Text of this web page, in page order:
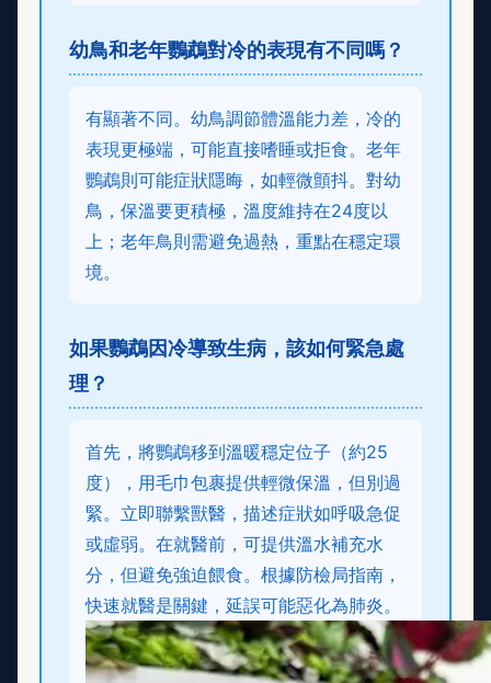
幼鳥和老年鸚鵡對冷的表現有不同嗎？
有顯著不同。幼鳥調節體溫能力差，冷的
表現更極端，可能直接嗜睡或拒食。老年
鸚鵡則可能症狀隱晦，如輕微顫抖。對幼
鳥，保溫要更積極，溫度維持在24度以
上；老年鳥則需避免過熱，重點在穩定環
境。
如果鸚鵡因冷導致生病，該如何緊急處
理？
首先，將鸚鵡移到溫暖穩定位子（約25
度），用毛巾包裹提供輕微保溫，但別過
緊。立即聯繫獸醫，描述症狀如呼吸急促
或虛弱。在就醫前，可提供溫水補充水
分，但避免強迫餵食。根據防檢局指南，
快速就醫是關鍵，延誤可能惡化為肺炎。